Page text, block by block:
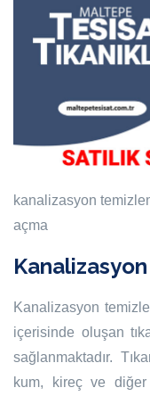
kanalizasyon
açma
Kanalizasyon
içerisinde oluşan
sağlanmaktadır.
kum, kireç ve